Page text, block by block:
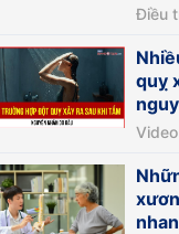
Điều
quỵ
Video